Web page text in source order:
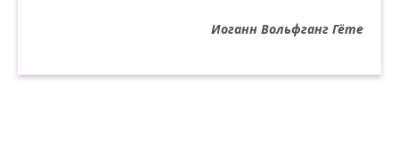
Иоганн Вольфганг Гёте